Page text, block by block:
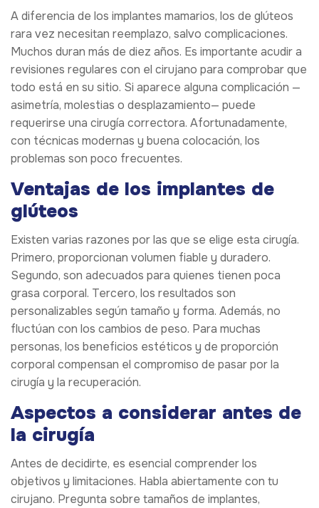
A diferencia de los implantes mamarios, los de glúteos
rara vez necesitan reemplazo, salvo complicaciones.
Muchos duran más de diez años. Es importante acudir a
revisiones regulares con el cirujano para comprobar que
todo está en su sitio. Si aparece alguna complicación —
asimetría, molestias o desplazamiento— puede
requerirse una cirugía correctora. Afortunadamente,
con técnicas modernas y buena colocación, los
problemas son poco frecuentes.
Ventajas de los implantes de
glúteos
Existen varias razones por las que se elige esta cirugía.
Primero, proporcionan volumen fiable y duradero.
Segundo, son adecuados para quienes tienen poca
grasa corporal. Tercero, los resultados son
personalizables según tamaño y forma. Además, no
fluctúan con los cambios de peso. Para muchas
personas, los beneficios estéticos y de proporción
corporal compensan el compromiso de pasar por la
cirugía y la recuperación.
Aspectos a considerar antes de
la cirugía
Antes de decidirte, es esencial comprender los
objetivos y limitaciones. Habla abiertamente con tu
cirujano. Pregunta sobre tamaños de implantes,